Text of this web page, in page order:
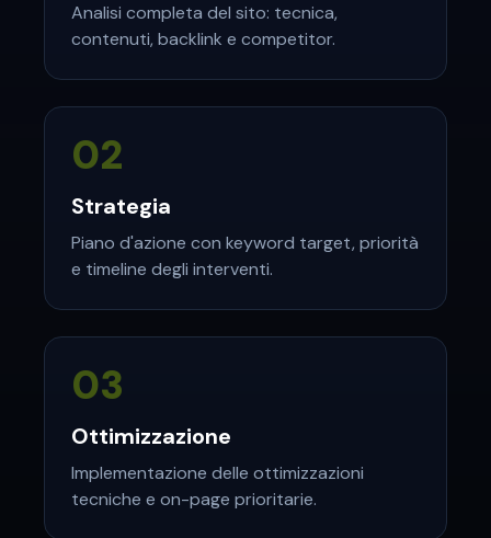
Analisi completa del sito: tecnica,
contenuti, backlink e competitor.
02
Strategia
Piano d'azione con keyword target, priorità
e timeline degli interventi.
03
Ottimizzazione
Implementazione delle ottimizzazioni
tecniche e on-page prioritarie.